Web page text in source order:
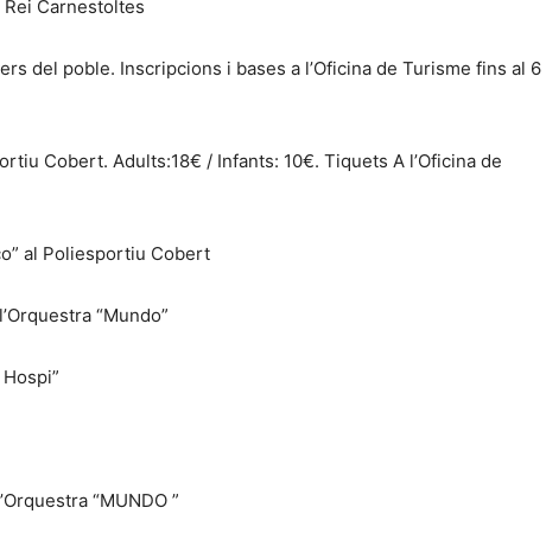
Rei Carnestoltes
del poble. Inscripcions i bases a l’Oficina de Turisme fins al 6
Cobert. Adults:18€ / Infants: 10€. Tiquets A l’Oficina de
al Poliesportiu Cobert
“Mundo”
“MUNDO ”